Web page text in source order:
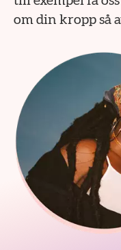
om din kropp så